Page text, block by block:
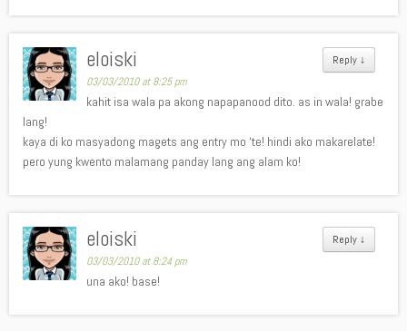
Reply ↓
eloiski
03/03/2010 at 8:25 pm
kahit isa wala pa akong napapanood dito. as in wala! grabe
lang!
kaya di ko masyadong magets ang entry mo ‘te! hindi ako makarelate!
pero yung kwento malamang panday lang ang alam ko!
Reply ↓
eloiski
03/03/2010 at 8:24 pm
una ako! base!